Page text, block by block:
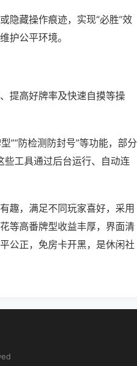
隐藏操作痕迹，实现“必胜”效
护公平环境。
提高好牌率及快速自摸等操
”“防检测防封号”等功能，部分
些工具通过后台运行、自动连
趣，满足不同玩家喜好，采用
等高番牌型收益丰厚，界面清
公正，免房卡开黑，是休闲社